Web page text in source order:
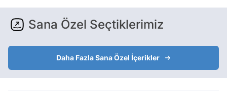
Sana Özel Seçtiklerimiz
Daha Fazla Sana Özel İçerikler